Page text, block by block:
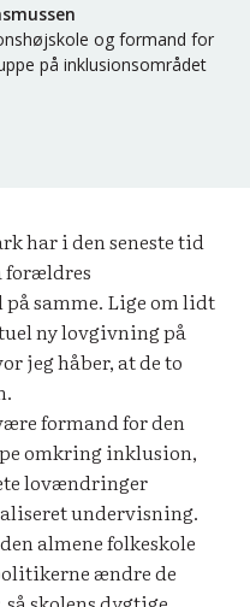
og formand for
på inklusionsområdet
har i den seneste tid
forældres
samme. Lige om lidt
ny lovgivning på
jeg håber, at de to
formand for den
omkring inklusion,
lovændringer
undervisning.
almene folkeskole
ændre de